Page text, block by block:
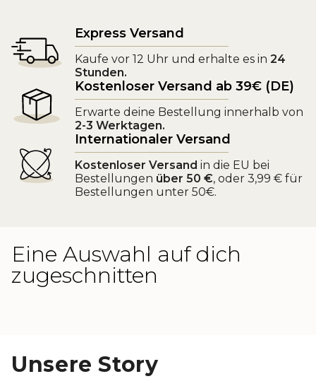
Express Versand
Kaufe vor 12 Uhr und erhalte es in 24
Stunden.
Kostenloser Versand ab 39€ (DE)
Erwarte deine Bestellung innerhalb von
2-3 Werktagen.
Internationaler Versand
Kostenloser Versand in die EU bei
Bestellungen über 50 €, oder 3,99 € für
Bestellungen unter 50€.
Eine Auswahl auf dich
zugeschnitten
Unsere Story